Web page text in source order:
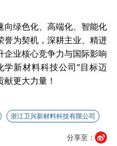
向绿色化、高端化、智能化
誉为契机，深耕主业、精进
业核心竞争力与国际影响
学新材料科技公司”目标迈
更大力量！
浙江卫兴新材料科技有限公司
分享至：